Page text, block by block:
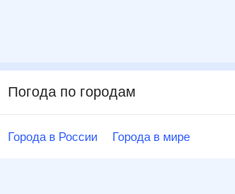
Погода по городам
Города в России Города в мире